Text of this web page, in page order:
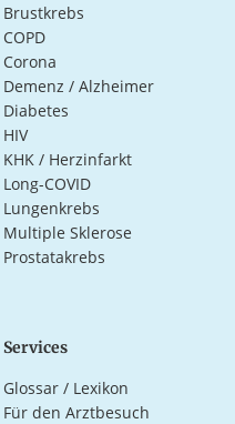
Brustkrebs
COPD
Corona
Demenz / Alzheimer
Diabetes
HIV
KHK / Herzinfarkt
Long-COVID
Lungenkrebs
Multiple Sklerose
Prostatakrebs
Services
Glossar / Lexikon
Für den Arztbesuch